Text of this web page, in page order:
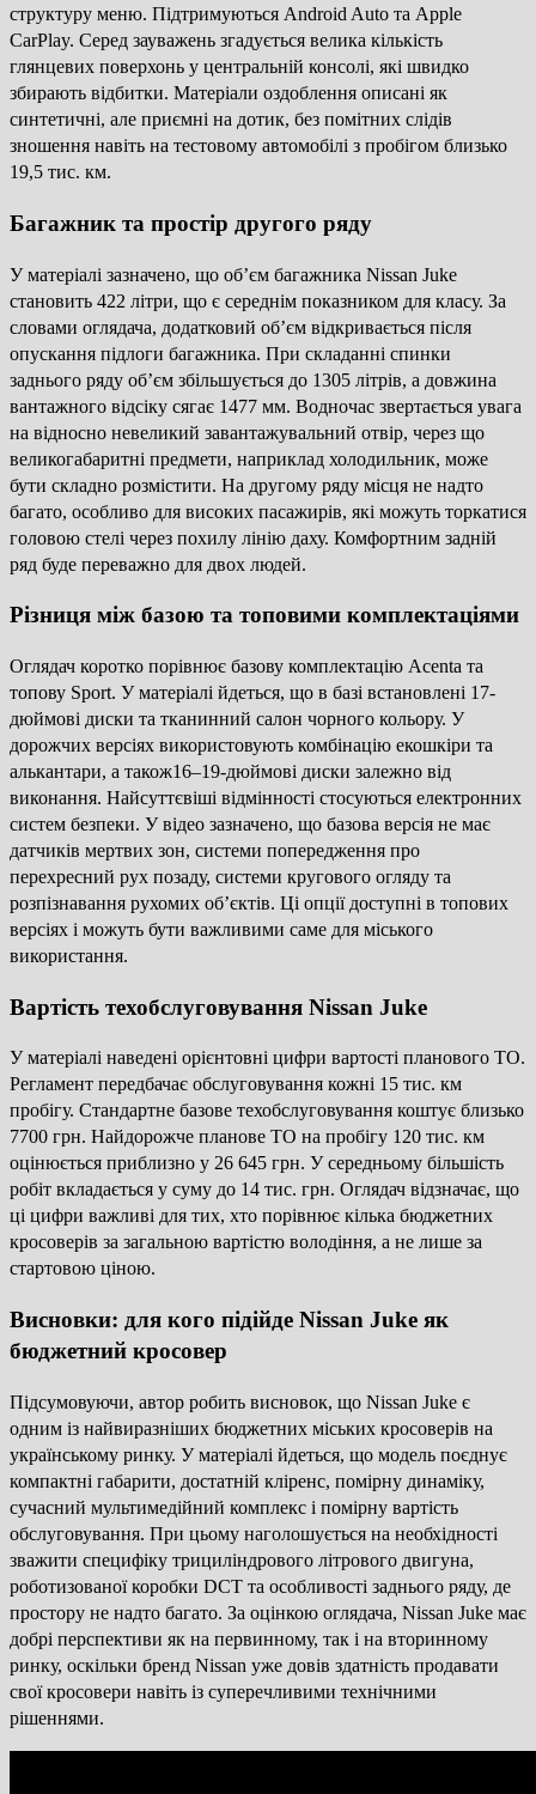
структуру меню. Підтримуються Android Auto та Apple
CarPlay. Серед зауважень згадується велика кількість
глянцевих поверхонь у центральній консолі, які швидко
збирають відбитки. Матеріали оздоблення описані як
синтетичні, але приємні на дотик, без помітних слідів
зношення навіть на тестовому автомобілі з пробігом близько
19,5 тис. км.
Багажник та простір другого ряду
У матеріалі зазначено, що об’єм багажника Nissan Juke
становить 422 літри, що є середнім показником для класу. За
словами оглядача, додатковий об’єм відкривається після
опускання підлоги багажника. При складанні спинки
заднього ряду об’єм збільшується до 1305 літрів, а довжина
вантажного відсіку сягає 1477 мм. Водночас звертається увага
на відносно невеликий завантажувальний отвір, через що
великогабаритні предмети, наприклад холодильник, може
бути складно розмістити. На другому ряду місця не надто
багато, особливо для високих пасажирів, які можуть торкатися
головою стелі через похилу лінію даху. Комфортним задній
ряд буде переважно для двох людей.
Різниця між базою та топовими комплектаціями
Оглядач коротко порівнює базову комплектацію Acenta та
топову Sport. У матеріалі йдеться, що в базі встановлені 17-
дюймові диски та тканинний салон чорного кольору. У
дорожчих версіях використовують комбінацію екошкіри та
алькантари, а також16–19-дюймові диски залежно від
виконання. Найсуттєвіші відмінності стосуються електронних
систем безпеки. У відео зазначено, що базова версія не має
датчиків мертвих зон, системи попередження про
перехресний рух позаду, системи кругового огляду та
розпізнавання рухомих об’єктів. Ці опції доступні в топових
версіях і можуть бути важливими саме для міського
використання.
Вартість техобслуговування Nissan Juke
У матеріалі наведені орієнтовні цифри вартості планового ТО.
Регламент передбачає обслуговування кожні 15 тис. км
пробігу. Стандартне базове техобслуговування коштує близько
7700 грн. Найдорожче планове ТО на пробігу 120 тис. км
оцінюється приблизно у 26 645 грн. У середньому більшість
робіт вкладається у суму до 14 тис. грн. Оглядач відзначає, що
ці цифри важливі для тих, хто порівнює кілька бюджетних
кросоверів за загальною вартістю володіння, а не лише за
стартовою ціною.
Висновки: для кого підійде Nissan Juke як
бюджетний кросовер
Підсумовуючи, автор робить висновок, що Nissan Juke є
одним із найвиразніших бюджетних міських кросоверів на
українському ринку. У матеріалі йдеться, що модель поєднує
компактні габарити, достатній кліренс, помірну динаміку,
сучасний мультимедійний комплекс і помірну вартість
обслуговування. При цьому наголошується на необхідності
зважити специфіку трициліндрового літрового двигуна,
роботизованої коробки DCT та особливості заднього ряду, де
простору не надто багато. За оцінкою оглядача, Nissan Juke має
добрі перспективи як на первинному, так і на вторинному
ринку, оскільки бренд Nissan уже довів здатність продавати
свої кросовери навіть із суперечливими технічними
рішеннями.